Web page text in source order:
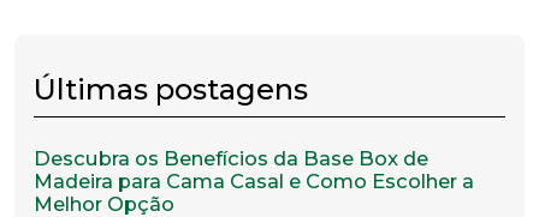
Últimas postagens
Descubra os Benefícios da Base Box de
Madeira para Cama Casal e Como Escolher a
Melhor Opção